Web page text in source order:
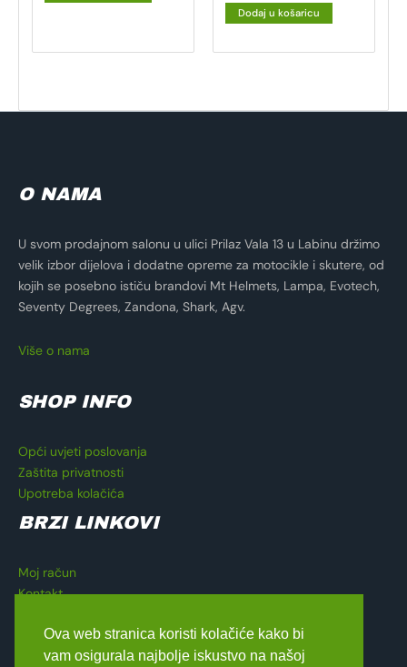
Dodaj u košaricu
O NAMA
U svom prodajnom salonu u ulici Prilaz Vala 13 u Labinu držimo
velik izbor dijelova i dodatne opreme za motocikle i skutere, od
kojih se posebno ističu brandovi Mt Helmets, Lampa, Evotech,
Seventy Degrees, Zandona, Shark, Agv.
Više o nama
SHOP INFO
Opći uvjeti poslovanja
Zaštita privatnosti
Upotreba kolačića
BRZI LINKOVI
Moj račun
Kontakt
Blagajna
Ova web stranica koristi kolačiće kako bi
vam osigurala najbolje iskustvo na našoj